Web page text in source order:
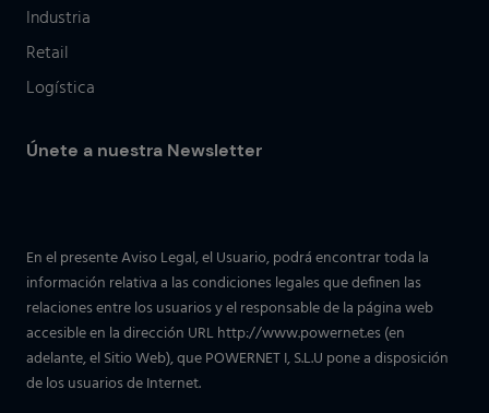
Industria
Retail
Logística
Únete a nuestra Newsletter
En el presente Aviso Legal, el Usuario, podrá encontrar toda la
información relativa a las condiciones legales que definen las
relaciones entre los usuarios y el responsable de la página web
accesible en la dirección URL http://www.powernet.es (en
adelante, el Sitio Web), que POWERNET I, S.L.U pone a disposición
de los usuarios de Internet.